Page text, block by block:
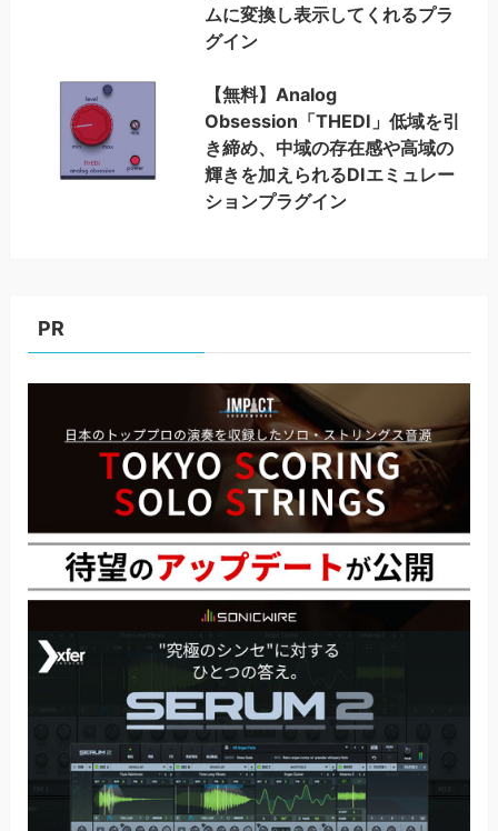
ムに変換し表示してくれるプラ
グイン
【無料】Analog
Obsession「THEDI」低域を引
き締め、中域の存在感や高域の
輝きを加えられるDIエミュレー
ションプラグイン
PR